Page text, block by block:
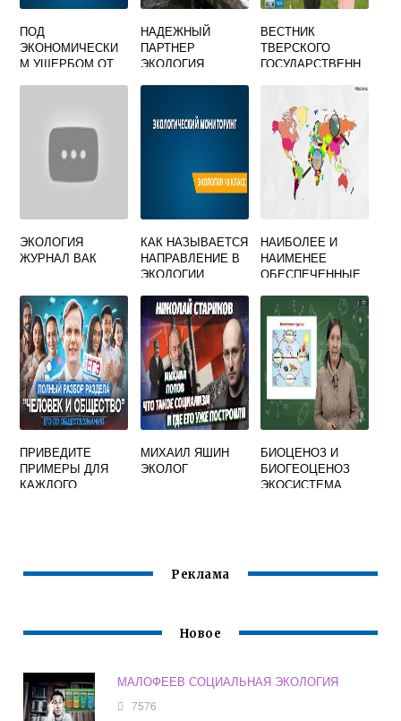
ПОД
ЭКОНОМИЧЕСКИ
М УЩЕРБОМ ОТ
ПОНИМАЕТСЯ
НАДЕЖНЫЙ
ПАРТНЕР
ЭКОЛОГИЯ
ВЕСТНИК
ТВЕРСКОГО
ГОСУДАРСТВЕНН
УНИВЕРСИТЕТА
СЕРИЯ
БИОЛОГИЯ И
ЭКОЛОГИЯ
ЭКОЛОГИЯ
ЖУРНАЛ ВАК
КАК НАЗЫВАЕТСЯ
НАПРАВЛЕНИЕ В
ЭКОЛОГИИ
АСПЕКТЫ
ВИЗУАЛЬНОГО
ВОСПРИЯТИЯ
ОКРУЖАЮЩЕЙ
СРЕДЫ
НАИБОЛЕЕ И
НАИМЕНЕЕ
ОБЕСПЕЧЕННЫЕ
РЕСУРСАМИ
СТРАНЫ
ЗАРУБЕЖНОЙ
ЕВРОПЫ
ПРИВЕДИТЕ
ПРИМЕРЫ ДЛЯ
КАЖДОГО
МИХАИЛ ЯШИН
ЭКОЛОГ
БИОЦЕНОЗ И
БИОГЕОЦЕНОЗ
ЭКОСИСТЕМА
Реклама
Новое
МАЛОФЕЕВ СОЦИАЛЬНАЯ ЭКОЛОГИЯ
7576